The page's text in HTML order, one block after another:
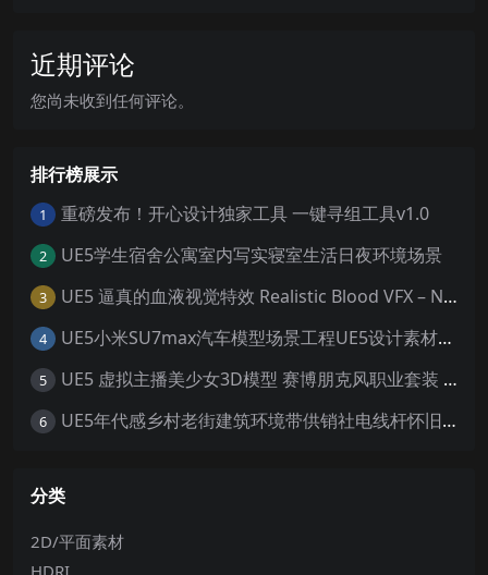
近期评论
您尚未收到任何评论。
排行榜展示
1 重磅发布！开心设计独家工具 一键寻组工具v1.0
2 UE5学生宿舍公寓室内写实寝室生活日夜环境场景
3 UE5 逼真的血液视觉特效 Realistic Blood VFX – Niagara Blood Effects
4 UE5小米SU7max汽车模型场景工程UE5设计素材写实风格汽车工程
5 UE5 虚拟主播美少女3D模型 赛博朋克风职业套装 游戏角色素材
6 UE5年代感乡村老街建筑环境带供销社电线杆怀旧大场景5.0+
分类
2D/平面素材
HDRI